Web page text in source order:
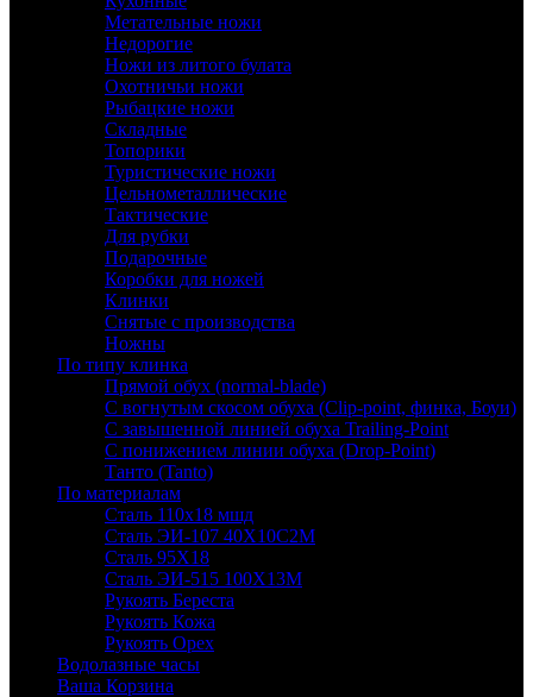
Метательные ножи
Недорогие
Ножи из литого булата
Охотничьи ножи
Рыбацкие ножи
Складные
Топорики
Туристические ножи
Цельнометаллические
Тактические
Для рубки
Подарочные
Коробки для ножей
Клинки
Снятые с производства
Ножны
По типу клинка
Прямой обух (normal-blade)
С вогнутым скосом обуха (Clip-point, финка, Боуи)
С завышенной линией обуха Trailing-Point
С понижением линии обуха (Drop-Point)
Танто (Tanto)
По материалам
Сталь 110х18 мшд
Сталь ЭИ-107 40Х10С2М
Сталь 95Х18
Сталь ЭИ-515 100Х13М
Рукоять Береста
Рукоять Кожа
Рукоять Орех
Водолазные часы
Ваша Корзина